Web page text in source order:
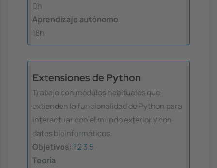
0h
Aprendizaje autónomo
18h
Extensiones de Python
Trabajo con módulos habituales que
extienden la funcionalidad de Python para
interactuar con el mundo exterior y con
datos bioinformáticos.
Objetivos: 1 23 5
Teoría